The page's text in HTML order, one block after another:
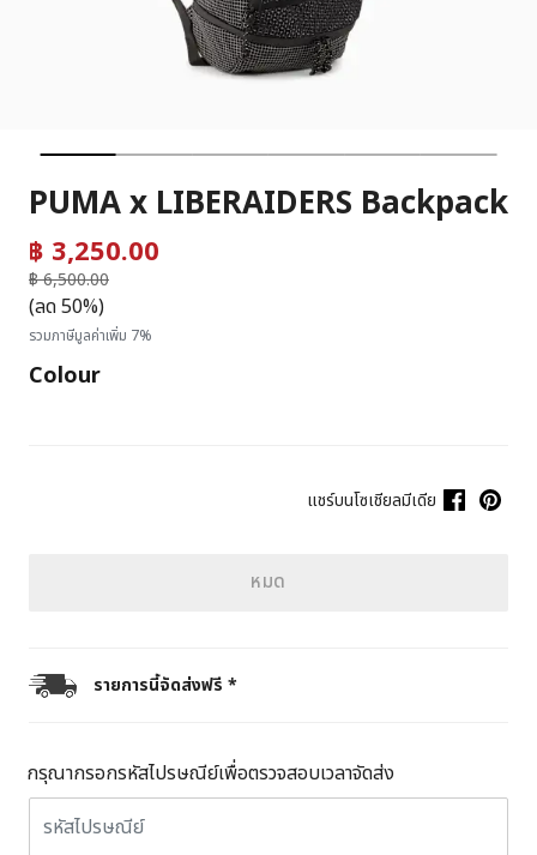
PUMA x LIBERAIDERS Backpack
฿ 3,250.00
฿ 6,500.00
ถึง
(ลด 50%)
รวมภาษีมูลค่าเพิ่ม 7%
Colour
แชร์บนโซเชียลมีเดีย
หมด
รายการนี้จัดส่งฟรี *
กรุณากรอกรหัสไปรษณีย์เพื่อตรวจสอบเวลาจัดส่ง